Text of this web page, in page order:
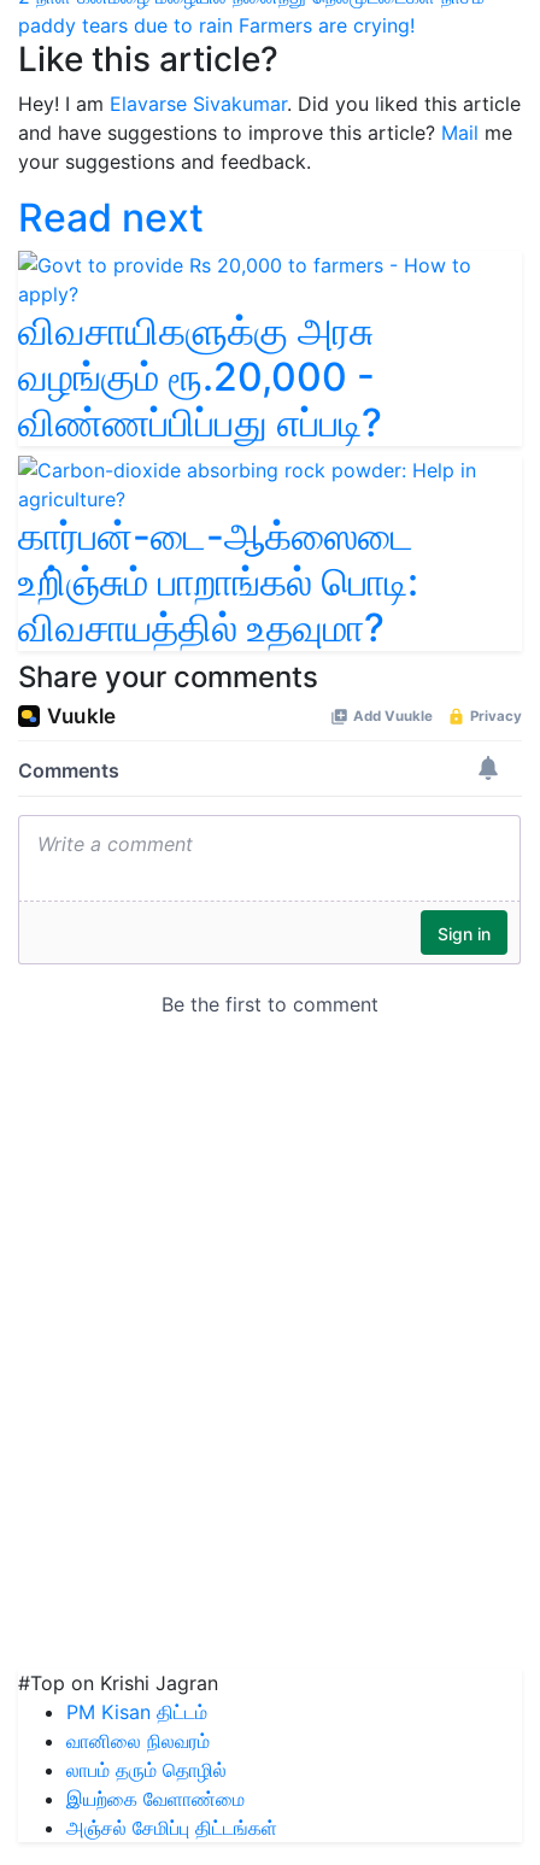
paddy tears due to rain Farmers are crying!
Like this article?
Hey! I am Elavarse Sivakumar. Did you liked this article
and have suggestions to improve this article? Mail me
your suggestions and feedback.
Read next
விவசாயிகளுக்கு அரசு
வழங்கும் ரூ.20,000 -
விண்ணப்பிப்பது எப்படி?
கார்பன்-டை-ஆக்ஸைடை
உறி்ஞ்சும் பாறாங்கல் பொடி:
விவசாயத்தில் உதவுமா?
Share your comments
#Top on Krishi Jagran
PM Kisan திட்டம்
வானிலை நிலவரம்
லாபம் தரும் தொழில்
இயற்கை வேளாண்மை
அஞ்சல் சேமிப்பு திட்டங்கள்